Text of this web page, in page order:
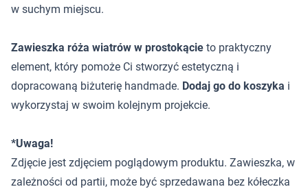
w suchym miejscu.
Zawieszka róża wiatrów w prostokącie to praktyczny
element, który pomoże Ci stworzyć estetyczną i
dopracowaną biżuterię handmade. Dodaj go do koszyka i
wykorzystaj w swoim kolejnym projekcie.
*Uwaga!
Zdjęcie jest zdjęciem poglądowym produktu. Zawieszka, w
zależności od partii, może być sprzedawana bez kółeczka